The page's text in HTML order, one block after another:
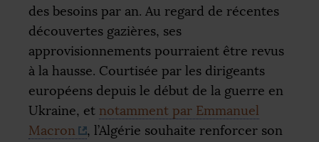
des besoins par an. Au regard de récentes
découvertes gazières, ses
approvisionnements pourraient être revus
à la hausse. Courtisée par les dirigeants
européens depuis le début de la guerre en
Ukraine, et notamment par Emmanuel
Macron
, l’Algérie souhaite renforcer son